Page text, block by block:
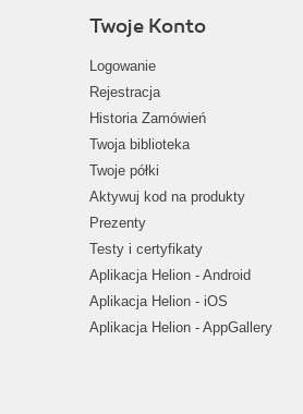
Twoje Konto
Logowanie
Rejestracja
Historia Zamówień
Twoja biblioteka
Twoje półki
Aktywuj kod na produkty
Prezenty
Testy i certyfikaty
Aplikacja Helion - Android
Aplikacja Helion - iOS
Aplikacja Helion - AppGallery